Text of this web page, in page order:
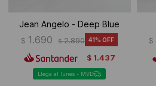
Jean Angelo - Deep Blue
$ 1.690 $ 2.890 41
$ 1.437
Llega el lunes - MVD
$